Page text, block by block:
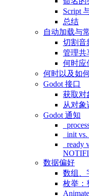
Script
总结
自动加载与
切割音
管理共
何时应
何时以及如
Godot 接口
获取对
从对象
Godot 通知
_init
_ready
数据偏好
数组、
枚举：